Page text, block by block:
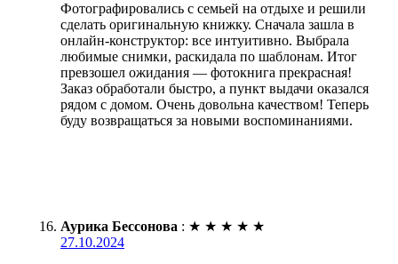
Фотографировались с семьей на отдыхе и решили
сделать оригинальную книжку. Сначала зашла в
онлайн-конструктор: все интуитивно. Выбрала
любимые снимки, раскидала по шаблонам. Итог
превзошел ожидания — фотокнига прекрасная!
Заказ обработали быстро, а пункт выдачи оказался
рядом с домом. Очень довольна качеством! Теперь
буду возвращаться за новыми воспоминаниями.
Аурика Бессонова : ★ ★ ★ ★ ★
27.10.2024